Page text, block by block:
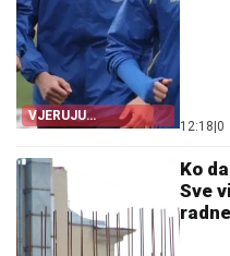
VJERUJU
ITALIJANIMA
12:18 0
Ko
Sve